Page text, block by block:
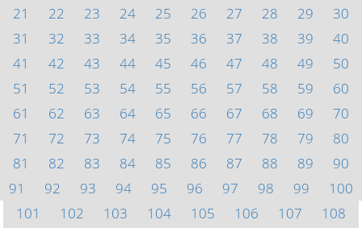
21
22 23 24 25 26 27 28 29
30
31
32 33 34 35 36 37 38 39
40
41
42 43 44 45 46 47 48 49
50
51
52 53 54 55 56 57 58 59
60
61
62 63 64 65 66 67 68 69
70
71
72 73 74 75 76 77 78 79
80
81
82 83 84 85 86 87 88 89
90
91
92 93 94 95 96 97 98 99
100
101
102 103 104 105 106 107
108